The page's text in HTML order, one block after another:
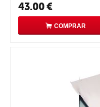
43.00€
COMPRAR